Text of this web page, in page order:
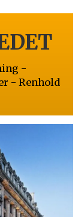
-
- Renhold